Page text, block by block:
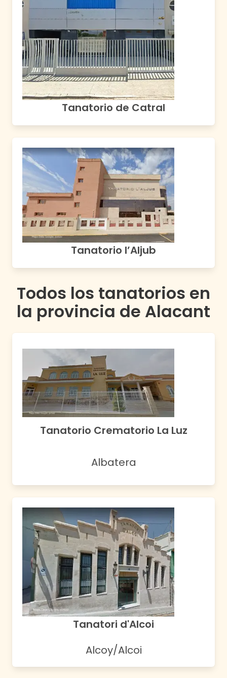
Tanatorio de Catral
Tanatorio l’Aljub
Todos los tanatorios en
la provincia de Alacant
Tanatorio Crematorio La Luz
Albatera
Tanatori d'Alcoi
Alcoy/Alcoi